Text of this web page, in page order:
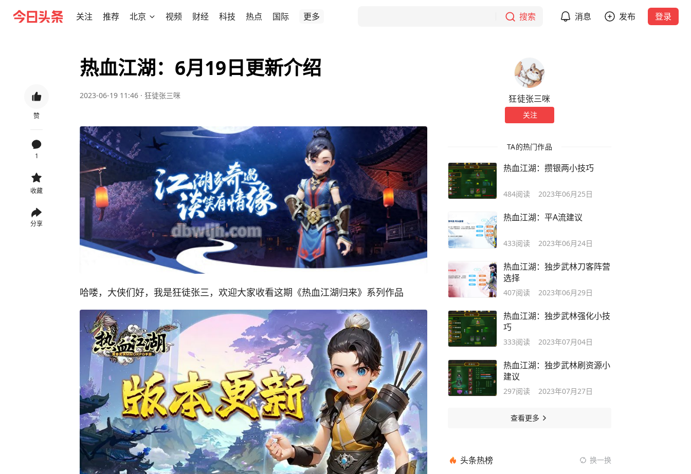
关注 推荐 北京 视频 财经 科技 热点 国际 更多 搜索 消息 发布 登录
赞
1
收藏
分享
热血江湖：6月19日更新介绍
2023-06-19 11:46 · 狂徒张三咪
哈喽，大侠们好，我是狂徒张三，欢迎大家收看这期《热血江湖归来》系列作品
狂徒张三咪
关注
TA的热门作品
热血江湖：攒银两小技巧
484阅读 2023年06月25日
热血江湖：平A流建议
433阅读 2023年06月24日
热血江湖：独步武林刀客阵营
选择
407阅读 2023年06月29日
热血江湖：独步武林强化小技
巧
333阅读 2023年07月04日
热血江湖：独步武林刷资源小
建议
297阅读 2023年07月27日
查看更多
头条热榜 换一换